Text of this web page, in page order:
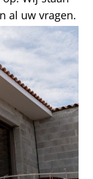
al uw vragen.